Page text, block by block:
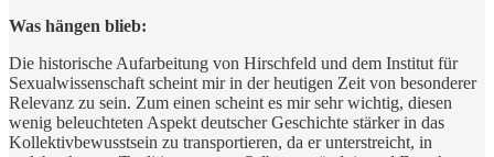
Was hängen blieb:
Die historische Aufarbeitung von Hirschfeld und dem Institut für
Sexualwissenschaft scheint mir in der heutigen Zeit von besonderer
Relevanz zu sein. Zum einen scheint es mir sehr wichtig, diesen
wenig beleuchteten Aspekt deutscher Geschichte stärker in das
Kollektivbewusstsein zu transportieren, da er unterstreicht, in